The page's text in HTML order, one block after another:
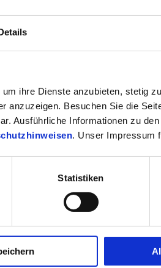
ihre Dienste anzubieten, stetig
anzuzeigen. Besuchen Sie die
Ausführliche Informationen zu
. Unser Impressum
Statistiken